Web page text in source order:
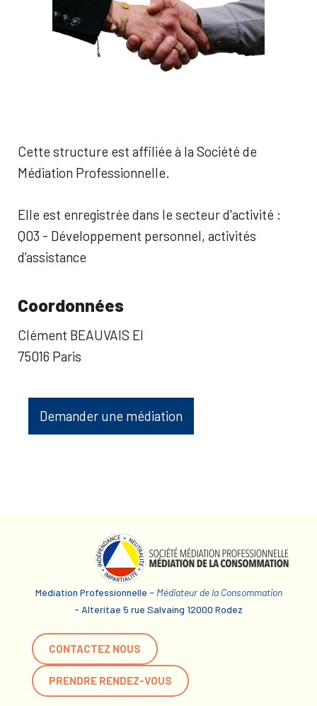
Cette structure est affiliée à la Société de
Médiation Professionnelle.
Elle est enregistrée dans le secteur d'activité :
Q03 - Développement personnel, activités
d’assistance
Coordonnées
Clément BEAUVAIS EI
75016 Paris
Demander une médiation
Médiation Professionnelle - Médiateur de la Consommation
- Alteritae 5 rue Salvaing 12000 Rodez
CONTACTEZ NOUS
PRENDRE RENDEZ-VOUS